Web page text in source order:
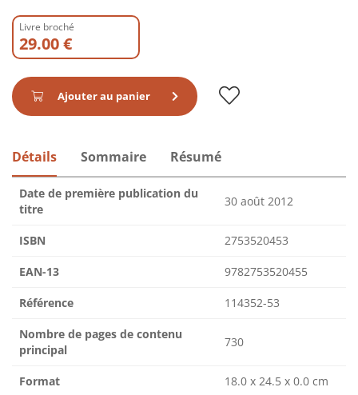
Livre broché
29.00 €
Ajouter au panier
Détails Sommaire Résumé
Date de première publication du
titre
30 août 2012
ISBN 2753520453
EAN-13 9782753520455
Référence 114352-53
Nombre de pages de contenu
principal
730
Format 18.0 x 24.5 x 0.0 cm